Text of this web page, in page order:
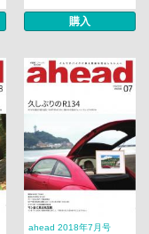
購入
ahead 2018年7月号